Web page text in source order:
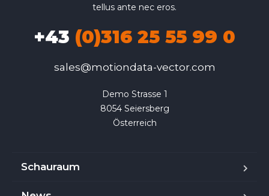
tellus ante nec eros.
+43 (0)316 25 55 99 0
sales@motiondata-vector.com
Demo Strasse 1
8054 Seiersberg
Österreich
Schauraum